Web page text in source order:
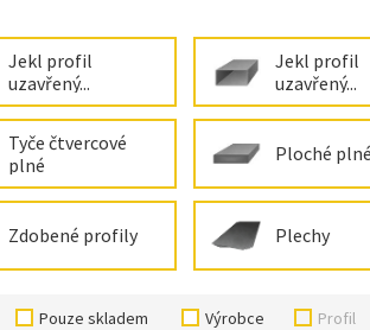
Jekl profil
uzavřený...
Jekl profil
uzavřený...
Tyče čtvercové
plné
Ploché
Zdobené profily Plechy
Pouze skladem Výrobce Profil